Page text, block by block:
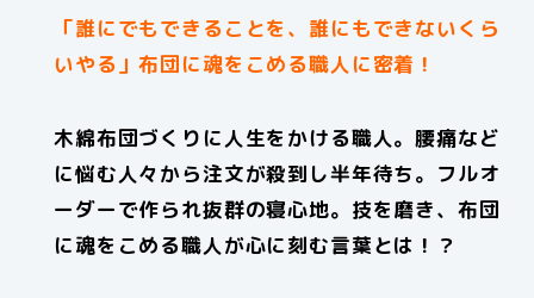
「誰にでもできることを、誰にもできないくら
いやる」布団に魂をこめる職人に密着！
木綿布団づくりに人生をかける職人。腰痛など
に悩む人々から注文が殺到し半年待ち。フルオ
ーダーで作られ抜群の寝心地。技を磨き、布団
に魂をこめる職人が心に刻む言葉とは！？